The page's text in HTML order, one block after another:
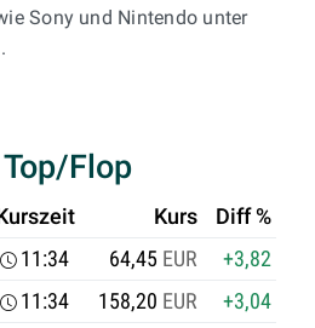
Sony und Nintendo unter
Flop
Kurs
Diff %
11:34 64,45 EUR
+3,82
11:34 158,20 EUR
+3,04